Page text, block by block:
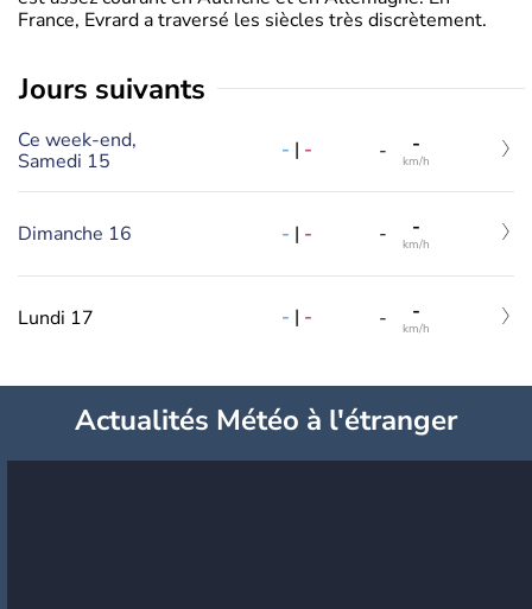
France, Evrard a traversé les siècles très discrètement.
jours suivants
Ce week-end,
Samedi 15
- | - - -
km/h
Dimanche 16 - | - - -
km/h
Lundi 17 - | - - -
km/h
Actualités Météo à l'étranger